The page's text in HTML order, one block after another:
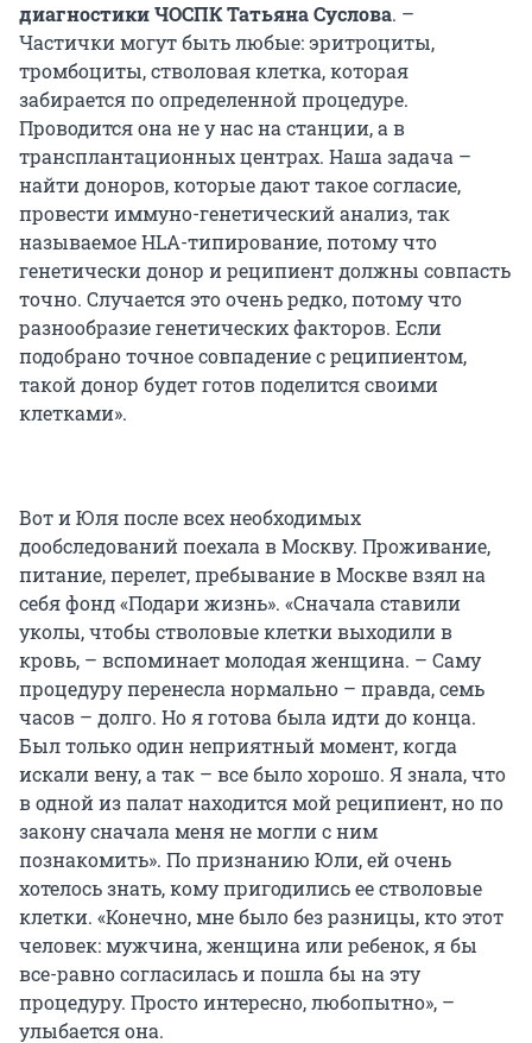
диагностики ЧОСПК Татьяна Суслова. –
Частички могут быть любые: эритроциты,
тромбоциты, стволовая клетка, которая
забирается по определенной процедуре.
Проводится она не у нас на станции, а в
трансплантационных центрах. Наша задача –
найти доноров, которые дают такое согласие,
провести иммуно-генетический анализ, так
называемое HLA-типирование, потому что
генетически донор и реципиент должны совпасть
точно. Случается это очень редко, потому что
разнообразие генетических факторов. Если
подобрано точное совпадение с реципиентом,
такой донор будет готов поделится своими
клетками».
Вот и Юля после всех необходимых
дообследований поехала в Москву. Проживание,
питание, перелет, пребывание в Москве взял на
себя фонд «Подари жизнь». «Сначала ставили
уколы, чтобы стволовые клетки выходили в
кровь, – вспоминает молодая женщина. – Саму
процедуру перенесла нормально – правда, семь
часов – долго. Но я готова была идти до конца.
Был только один неприятный момент, когда
искали вену, а так – все было хорошо. Я знала, что
в одной из палат находится мой реципиент, но по
закону сначала меня не могли с ним
познакомить». По признанию Юли, ей очень
хотелось знать, кому пригодились ее стволовые
клетки. «Конечно, мне было без разницы, кто этот
человек: мужчина, женщина или ребенок, я бы
все-равно согласилась и пошла бы на эту
процедуру. Просто интересно, любопытно», –
улыбается она.